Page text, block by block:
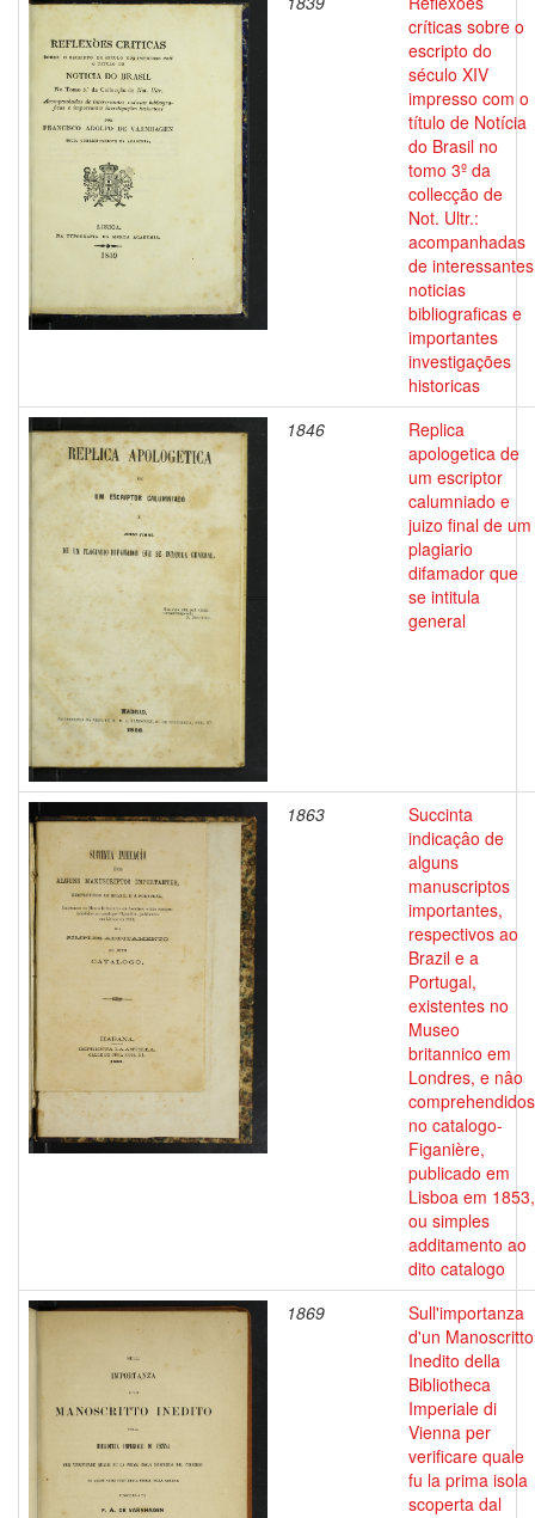
críticas sobre o
escripto do
século XIV
impresso com o
título de Notícia
do Brasil no
tomo 3º da
collecção de
Not. Ultr.:
acompanhadas
de interessantes
noticias
bibliograficas e
importantes
investigações
historicas
1846
Replica
apologetica de
um escriptor
calumniado e
juizo final de um
plagiario
difamador que
se intitula
general
1863
Succinta
indicaçâo de
alguns
manuscriptos
importantes,
respectivos ao
Brazil e a
Portugal,
existentes no
Museo
britannico em
Londres, e nâo
comprehendidos
no catalogo-
Figanière,
publicado em
Lisboa em 1853,
ou simples
additamento ao
dito catalogo
1869
Sull'importanza
d'un Manoscritto
Inedito della
Bibliotheca
Imperiale di
Vienna per
verificare quale
fu la prima isola
scoperta dal